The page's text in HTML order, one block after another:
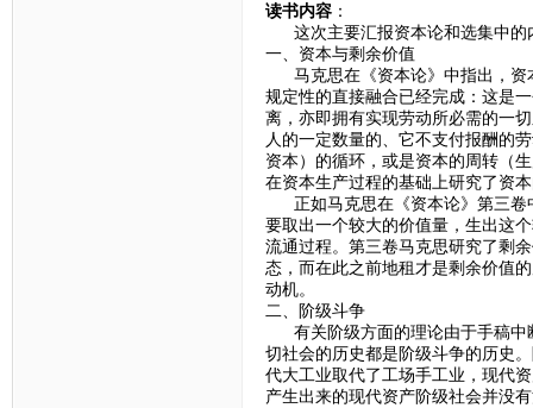
读书内容：
这次主要汇报资本论和选集中的
一、资本与剩余价值
马克思在《资本论》中指出，资
规定性的直接融合已经完成：这是
离，亦即拥有实现劳动所必需的一
人的一定数量的、它不支付报酬的
资本）的循环，或是资本的周转（
在资本生产过程的基础上研究了资
正如马克思在《资本论》第三卷
要取出一个较大的价值量，生出这
流通过程。第三卷马克思研究了剩
态，而在此之前地租才是剩余价值
动机。
二、阶级斗争
有关阶级方面的理论由于手稿中
切社会的历史都是阶级斗争的历史
代大工业取代了工场手工业，现代
产生出来的现代资产阶级社会并没